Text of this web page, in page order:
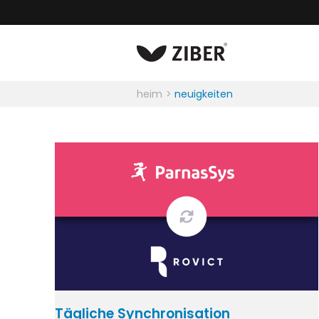
heim neuigkeiten
Tägliche Synchronisation